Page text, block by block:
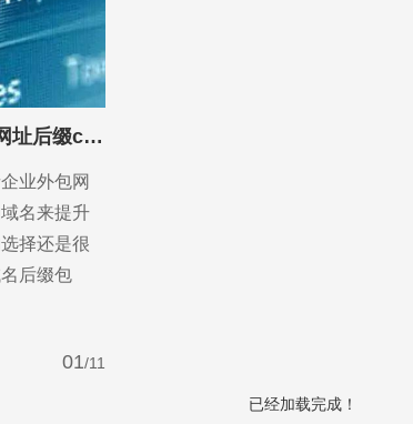
东莞格子传媒：网站建设中网址后缀cn和com有什么区别？
业外包网
名来提升
择还是很
后缀包
01/11
已经加载完成！